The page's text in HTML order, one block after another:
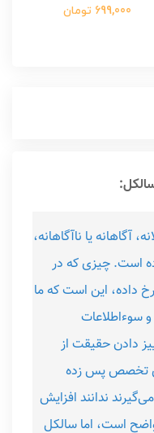
699,000 تومان
آگاهانه یا ناآگاهانه،
است. چیزی که در
داده، این است که ما
سوءاطلاعات
دادن حقیقت از
تخصص پس ‌زده
ندانند افزایش
است، اما سالکل